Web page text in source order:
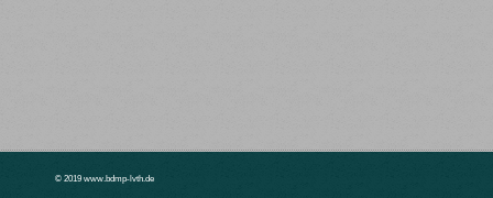
© 2019 www.bdmp-lvth.de